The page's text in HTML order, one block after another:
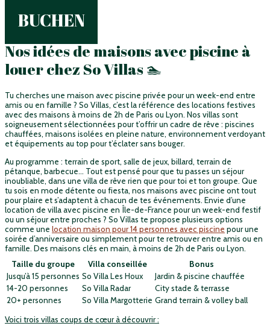
BUCHEN
Nos idées de maisons avec piscine à
louer chez So Villas 🏊
Tu cherches une maison avec piscine privée pour un week-end entre
amis ou en famille ? So Villas, c’est la référence des locations festives
avec des maisons à moins de 2h de Paris ou Lyon. Nos villas sont
soigneusement sélectionnées pour t’offrir un cadre de rêve : piscines
chauffées, maisons isolées en pleine nature, environnement verdoyant
et équipements au top pour t’éclater sans bouger.
Au programme : terrain de sport, salle de jeux, billard, terrain de
pétanque, barbecue… Tout est pensé pour que tu passes un séjour
inoubliable, dans une villa de rêve rien que pour toi et ton groupe. Que
tu sois en mode détente ou fiesta, nos maisons avec piscine ont tout
pour plaire et s’adaptent à chacun de tes événements. Envie d’une
location de villa avec piscine en Île-de-France pour un week-end festif
ou un séjour entre proches ? So Villas te propose plusieurs options
comme une location maison pour 14 personnes avec piscine pour une
soirée d’anniversaire ou simplement pour te retrouver entre amis ou en
famille. Des maisons clés en main, à moins de 2h de Paris ou Lyon.
Taille du groupe
Villa conseillée
Bonus
Jusqu’à 15 personnes So Villa Les Houx
Jardin & piscine chauffée
14-20 personnes
So Villa Radar
City stade & terrasse
20+ personnes
So Villa Margotterie Grand terrain & volley ball
Voici trois villas coups de cœur à découvrir :